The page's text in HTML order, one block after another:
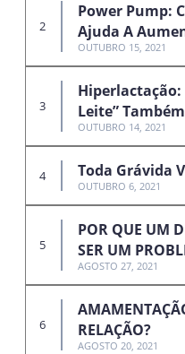
Power Pump:
Ajuda A
OUTUBRO 15, 2021
Hiperlactação:
Leite”
OUTUBRO 14, 2021
Toda Grávida
OUTUBRO 6, 2021
POR QUE UM
SER UM
AGOSTO 27, 2021
RELAÇÃO?
AGOSTO 20, 2021